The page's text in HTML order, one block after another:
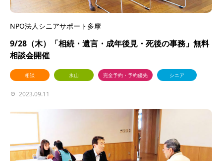
NPO法人シニアサポート多摩
9/28（木）「相続・遺言・成年後見・死後の事務」無料
相談会開催
相談 永山 完全予約・予約優先 シニア
2023.09.11